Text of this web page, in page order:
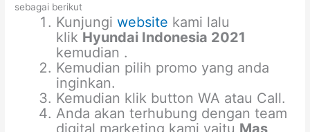
sebagai berikut
Kunjungiwebsite kami lalu
klik Hyundai Indonesia 2021
kemudian .
Kemudian pilih promo yang anda
inginkan.
Kemudian klik button WA atau Call.
Anda akan terhubung dengan team
digital marketing kami yaitu Mas